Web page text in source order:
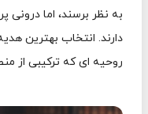
به نظر برسند، اما درونی
دارند. انتخاب بهترین
روحیه ای که ترکیبی از